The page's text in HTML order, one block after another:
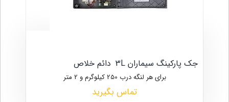
جک پارکینگ سیماران 3L دائم خلاص
برای هر لنگه درب 250 کیلوگرم و 2 متر
تماس بگیرید